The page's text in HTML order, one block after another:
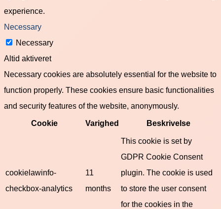
experience.
Necessary
Necessary
Altid aktiveret
Necessary cookies are absolutely essential for the website to
function properly. These cookies ensure basic functionalities
and security features of the website, anonymously.
Cookie
Varighed Beskrivelse
cookielawinfo-
checkbox-analytics
11
months
This cookie is set by
GDPR Cookie Consent
plugin. The cookie is used
to store the user consent
for the cookies in the